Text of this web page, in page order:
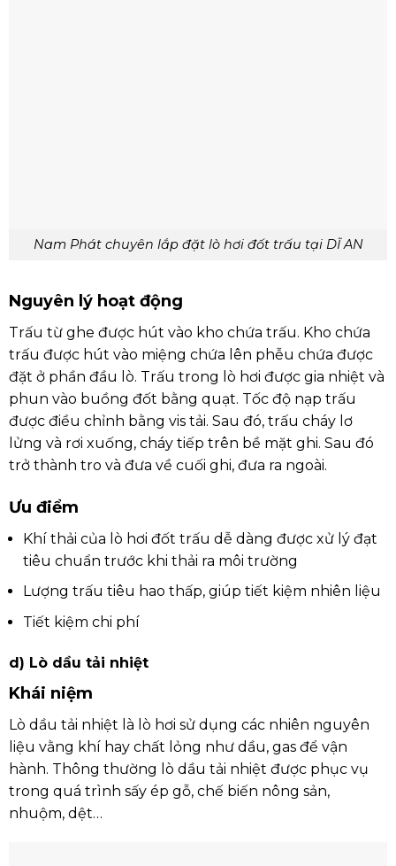
Nam Phát chuyên lắp đặt lò hơi đốt trấu tại DĨ AN
Nguyên lý hoạt động
Trấu từ ghe được hút vào kho chứa trấu. Kho chứa
trấu được hút vào miệng chứa lên phễu chứa được
đặt ở phần đầu lò. Trấu trong lò hơi được gia nhiệt và
phun vào buồng đốt bằng quạt. Tốc độ nạp trấu
được điều chỉnh bằng vis tải. Sau đó, trấu cháy lơ
lửng và rơi xuống, cháy tiếp trên bề mặt ghi. Sau đó
trở thành tro và đưa về cuối ghi, đưa ra ngoài.
Ưu điểm
Khí thải của lò hơi đốt trấu dễ dàng được xử lý đạt
tiêu chuẩn trước khi thải ra môi trường
Lượng trấu tiêu hao thấp, giúp tiết kiệm nhiên liệu
Tiết kiệm chi phí
d) Lò dầu tải nhiệt
Khái niệm
Lò dầu tải nhiệt là lò hơi sử dụng các nhiên nguyên
liệu vằng khí hay chất lỏng như dầu, gas để vận
hành. Thông thường lò dầu tải nhiệt được phục vụ
trong quá trình sấy ép gỗ, chế biến nông sản,
nhuộm, dệt…